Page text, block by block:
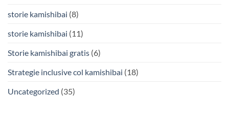
storie kamishibai (8)
storie kamishibai (11)
Storie kamishibai gratis (6)
Strategie inclusive col kamishibai (18)
Uncategorized (35)